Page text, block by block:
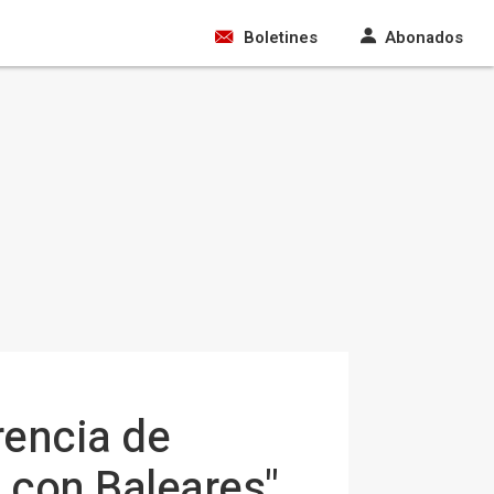
Boletines Abonados
de